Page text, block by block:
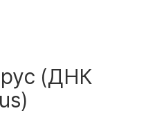
(ДНК